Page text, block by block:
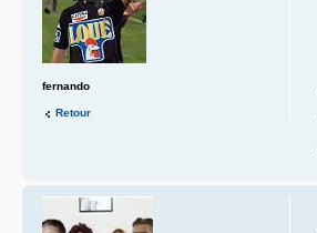
fernando
Retour